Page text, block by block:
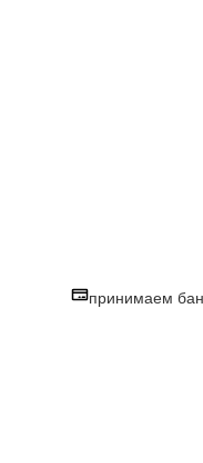
принимаем